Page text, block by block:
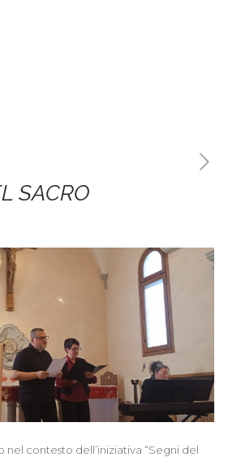
SACRO
nel contesto dell’iniziativa “Segni del